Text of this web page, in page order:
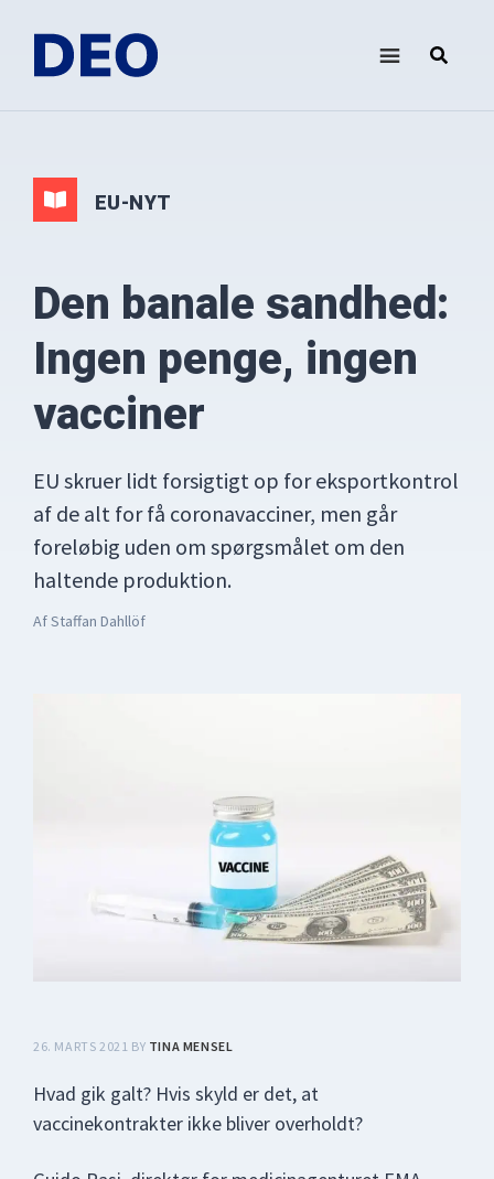
indhold
direkte
footer
Oplysningsforbundet
EU-NYT
Den banale sandhed:
Ingen penge, ingen
vacciner
EU skruer lidt forsigtigt op for eksportkontrol
af de alt for få coronavacciner, men går
foreløbig uden om spørgsmålet om den
haltende produktion.
AfStaffan Dahllöf
26. MARTS 2021 BY TINA MENSEL
Hvad gik galt? Hvis skyld er det, at
vaccinekontrakter ikke bliver overholdt?